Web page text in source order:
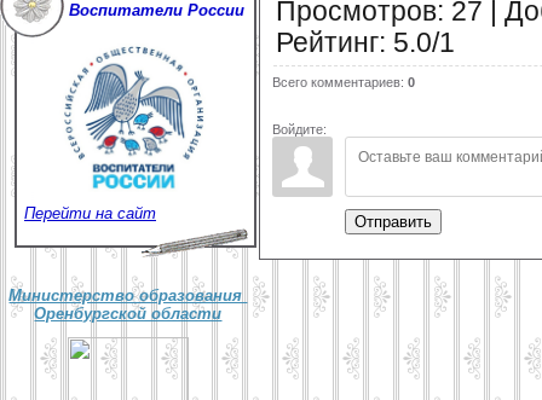
Воспитатели России
Перейти на сайт
Министерство образования
Оренбургской области
Просмотров: 27
Рейтинг: 5.0/1
Всего комментариев: 0
Войдите:
Отправить